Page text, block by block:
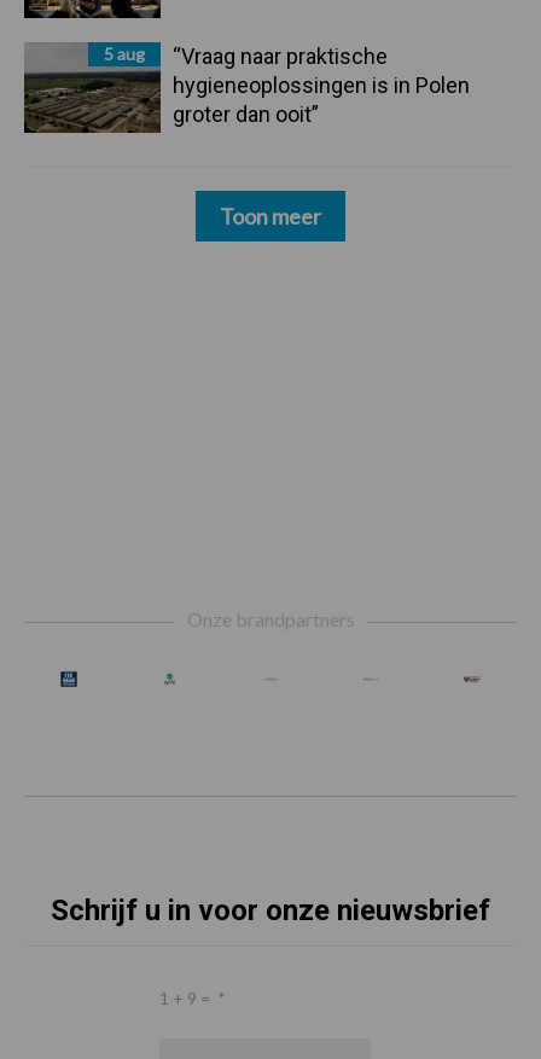
5 aug
“Vraag naar praktische
hygieneoplossingen is in Polen
groter dan ooit”
Toon meer
Onze brandpartners
Schrijf u in voor onze nieuwsbrief
1 + 9 = *